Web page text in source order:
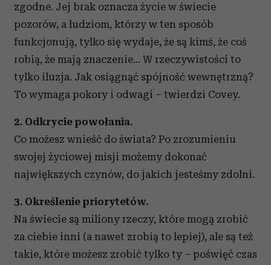
zgodne. Jej brak oznacza życie w świecie
pozorów, a ludziom, którzy w ten sposób
funkcjonują, tylko się wydaje, że są kimś, że coś
robią, że mają znaczenie... W rzeczywistości to
tylko iluzja. Jak osiągnąć spójność wewnętrzną?
To wymaga pokory i odwagi – twierdzi Covey.
2. Odkrycie powołania.
Co możesz wnieść do świata? Po zrozumieniu
swojej życiowej misji możemy dokonać
największych czynów, do jakich jesteśmy zdolni.
3. Określenie priorytetów.
Na świecie są miliony rzeczy, które mogą zrobić
za ciebie inni (a nawet zrobią to lepiej), ale są też
takie, które możesz zrobić tylko ty – poświęć czas